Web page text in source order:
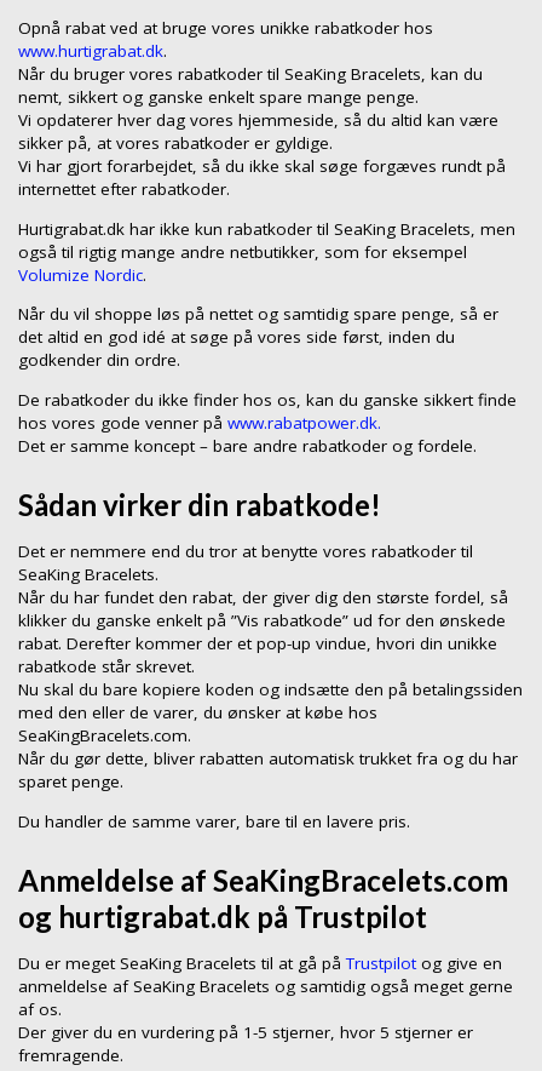
Opnå rabat ved at bruge vores unikke rabatkoder hos
www.hurtigrabat.dk.
Når du bruger vores rabatkoder til SeaKing Bracelets, kan du
nemt, sikkert og ganske enkelt spare mange penge.
Vi opdaterer hver dag vores hjemmeside, så du altid kan være
sikker på, at vores rabatkoder er gyldige.
Vi har gjort forarbejdet, så du ikke skal søge forgæves rundt på
internettet efter rabatkoder.
Hurtigrabat.dk har ikke kun rabatkoder til SeaKing Bracelets, men
også til rigtig mange andre netbutikker, som for eksempel
Volumize Nordic.
Når du vil shoppe løs på nettet og samtidig spare penge, så er
det altid en god idé at søge på vores side først, inden du
godkender din ordre.
De rabatkoder du ikke finder hos os, kan du ganske sikkert finde
hos vores gode venner på www.rabatpower.dk.
Det er samme koncept – bare andre rabatkoder og fordele.
Sådan virker din rabatkode!
Det er nemmere end du tror at benytte vores rabatkoder til
SeaKing Bracelets.
Når du har fundet den rabat, der giver dig den største fordel, så
klikker du ganske enkelt på ”Vis rabatkode” ud for den ønskede
rabat. Derefter kommer der et pop-up vindue, hvori din unikke
rabatkode står skrevet.
Nu skal du bare kopiere koden og indsætte den på betalingssiden
med den eller de varer, du ønsker at købe hos
SeaKingBracelets.com.
Når du gør dette, bliver rabatten automatisk trukket fra og du har
sparet penge.
Du handler de samme varer, bare til en lavere pris.
Anmeldelse af SeaKingBracelets.com
og hurtigrabat.dk på Trustpilot
Du er meget SeaKing Bracelets til at gå påTrustpilotog give en
anmeldelse af SeaKing Bracelets og samtidig også meget gerne
af os.
Der giver du en vurdering på 1-5 stjerner, hvor 5 stjerner er
fremragende.